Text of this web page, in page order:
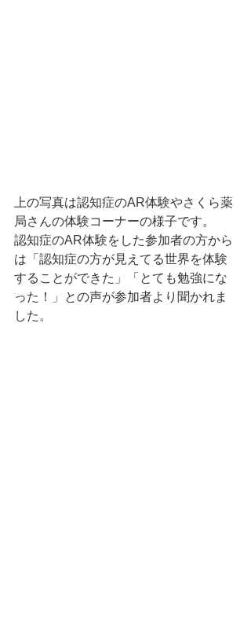
上の写真は認知症のAR体験やさくら薬
局さんの体験コーナーの様子です。
認知症のAR体験をした参加者の方から
は「認知症の方が見えてる世界を体験
することができた」「とても勉強にな
った！」との声が参加者より聞かれま
した。